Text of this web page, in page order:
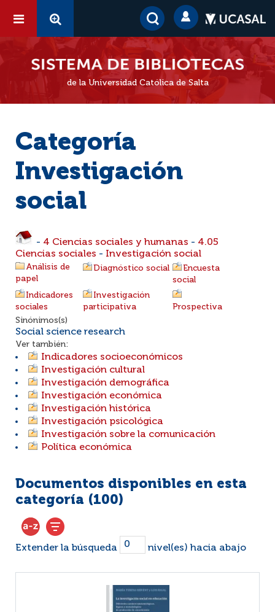
de la Universidad Católica de Salta
Categoría
Investigación
social
- 4 Ciencias sociales y humanas - 4.05
Ciencias sociales - Investigación social
Análisis de
papel
Diagnóstico social
Encuesta
social
Indicadores
sociales
Investigación
participativa
Prospectiva
Sinónimos(s)
Social science research
Ver también:
Indicadores socioeconómicos
Investigación cultural
Investigación demográfica
Investigación económica
Investigación histórica
Investigación psicológica
Investigación sobre la comunicación
Política económica
Documentos disponibles en esta
categoría (100)
Extender la búsqueda nivel(es) hacia abajo